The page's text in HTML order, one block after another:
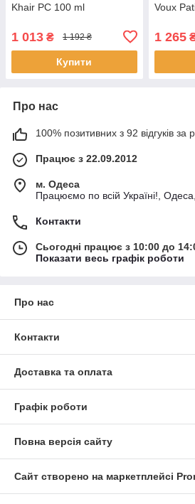
Khair PC 100 ml
1 013 ₴ 1 192 ₴
Купити
Voux
1 265
Про нас
100% позитивних з 92 відгуків за
Працює з 22.09.2012
м. Одеса
Працюємо по всій Україні!,
Контакти
Сьогодні працює з 10:00 до
Показати весь графік роботи
Про нас
Контакти
Доставка та оплата
Графік роботи
Повна версія сайту
Сайт створено на маркетплейсі